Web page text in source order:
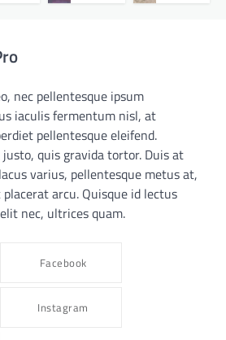
nec pellentesque ipsum
iaculis fermentum nisl, at
pellentesque eleifend.
quis gravida tortor. Duis at
varius, pellentesque metus at,
arcu. Quisque id lectus
nec, ultrices quam.
Facebook
Instagram